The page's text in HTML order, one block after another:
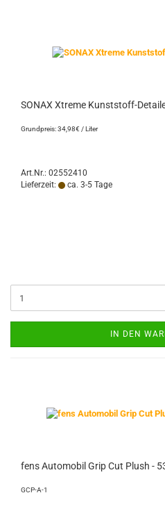
SONAX Xtreme Kunststoff-
Grundpreis: 34,98€ / Liter
Art.Nr.: 02552410
Lieferzeit:
ca. 3-5 Tage
IN DEN
fens Automobil Grip Cut Plush -
GCP-A-1